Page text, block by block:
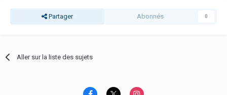
Partager Abonnés 0
Aller sur la liste des sujets